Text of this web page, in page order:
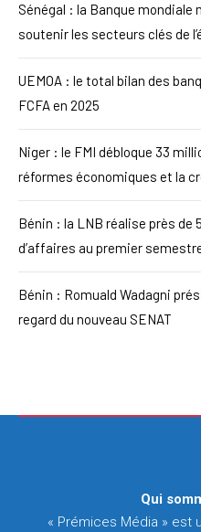
Sénégal : la Banque mondiale
soutenir les secteurs clés de
UEMOA : le total bilan des
FCFA en 2025
Niger : le FMI débloque 33
réformes économiques et la
Bénin : la LNB réalise près de
d’affaires au premier
Bénin : Romuald Wadagni
regard du nouveau SENAT
Qui
« Prémices Média » est